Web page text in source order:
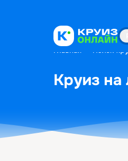
Главная Поиск
Круиз на